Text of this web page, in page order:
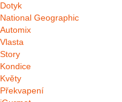
Dotyk
National Geographic
Automix
Vlasta
Story
Kondice
Květy
Překvapení